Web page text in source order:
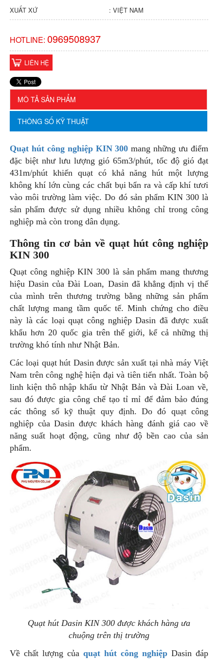
XUẤT XỨ : VIỆT NAM
HOTLINE: 0969508937
LIÊN HỆ
MÔ TẢ SẢN PHẨM
THÔNG SỐ KỸ THUẬT
Quạt hút công nghiệp KIN 300 mang những ưu điểm
đặc biệt như lưu lượng gió 65m3/phút, tốc độ gió đạt
431m/phút khiến quạt có khả năng hút một lượng
không khí lớn cùng các chất bụi bẩn ra và cấp khí tươi
vào môi trường làm việc. Do đó sản phẩm KIN 300 là
sản phẩm được sử dụng nhiều không chỉ trong công
nghiệp mà còn trong dân dụng.
Thông tin cơ bản về quạt hút công nghiệp
KIN 300
Quạt công nghiệp KIN 300 là sản phẩm mang thương
hiệu Dasin của Đài Loan, Dasin đã khẳng định vị thế
của mình trên thương trường bằng những sản phẩm
chất lượng mang tầm quốc tế. Minh chứng cho điều
này là các loại quạt công nghiệp Dasin đã được xuất
khẩu hơn 20 quốc gia trên thế giới, kể cả những thị
trường khó tính như Nhật Bản.
Các loại quạt hút Dasin được sản xuất tại nhà máy Việt
Nam trên công nghệ hiện đại và tiên tiến nhất. Toàn bộ
linh kiện thô nhập khẩu từ Nhật Bản và Đài Loan về,
sau đó được gia công chế tạo tỉ mỉ để đảm bảo đúng
các thông số kỹ thuật quy định. Do đó quạt công
nghiệp của Dasin được khách hàng đánh giá cao về
năng suất hoạt động, cũng như độ bền cao của sản
phẩm.
Quạt hút Dasin KIN 300 được khách hàng ưa
chuộng trên thị trường
Về chất lượng của quạt hút công nghiệp Dasin đáp